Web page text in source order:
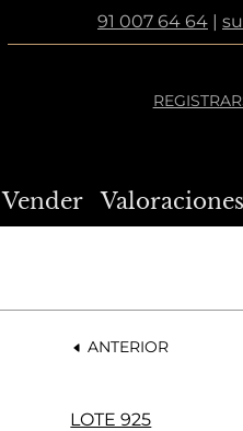
91 007 64 64 |
Vender Valoraciones
ANTERIOR
LOTE 925